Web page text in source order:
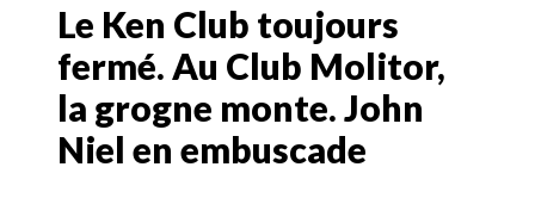
Le Ken Club toujours
fermé. Au Club Molitor,
la grogne monte. John
Niel en embuscade